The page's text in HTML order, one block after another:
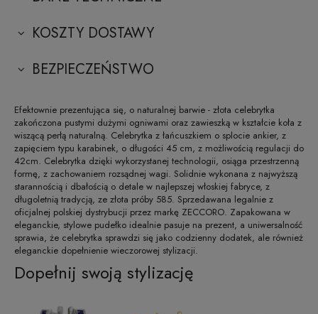
KOSZTY DOSTAWY
BEZPIECZEŃSTWO
Efektownie prezentująca się, o naturalnej barwie - złota celebrytka
zakończona pustymi dużymi ogniwami oraz zawieszką w kształcie koła z
wiszącą perłą naturalną. Celebrytka z łańcuszkiem o splocie ankier, z
zapięciem typu karabinek, o długości 45 cm, z możliwością regulacji do
42cm. Celebrytka dzięki wykorzystanej technologii, osiąga przestrzenną
formę, z zachowaniem rozsądnej wagi. Solidnie wykonana z najwyższą
starannością i dbałością o detale w najlepszej włoskiej fabryce, z
długoletnią tradycją, ze złota próby 585. Sprzedawana legalnie z
oficjalnej polskiej dystrybucji przez markę ZECCORO. Zapakowana w
eleganckie, stylowe pudełko idealnie pasuje na prezent, a uniwersalność
sprawia, że celebrytka sprawdzi się jako codzienny dodatek, ale również
eleganckie dopełnienie wieczorowej stylizacji.
Dopełnij swoją stylizację